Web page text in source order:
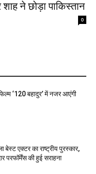
ने छोड़ा पाकिस्‍तान
0
‘120 बहादुर’ में नजर आएंगी
बेस्ट एक्टर का राष्ट्रीय पुरस्कार,
परफॉर्मेंस की हुई सराहना